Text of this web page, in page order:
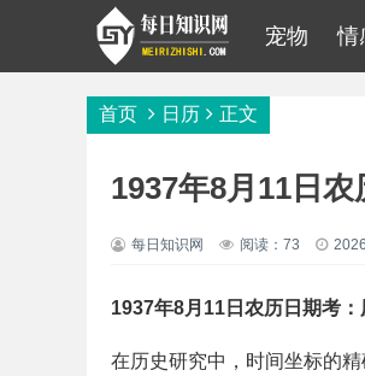
宠物 情
首页 日历 正文
1937年8月11日农
每日知识网 阅读：73
1937年8月11日农历日期考
在历史研究中，时间坐标的